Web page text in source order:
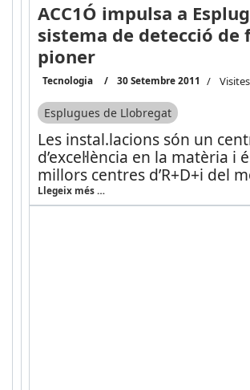
ACC1Ó impulsa a
sistema de detecció de
pioner
Tecnologia 30 Setembre 2011
Esplugues de Llobregat
Les instal.lacions són un
d’excel·lència en la matèria i
millors centres d’R+D+i del
Llegeix més …